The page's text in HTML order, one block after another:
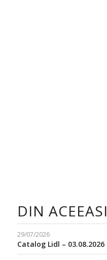
DIN
29/07/2026
Catalog Lidl – 03.08.2026